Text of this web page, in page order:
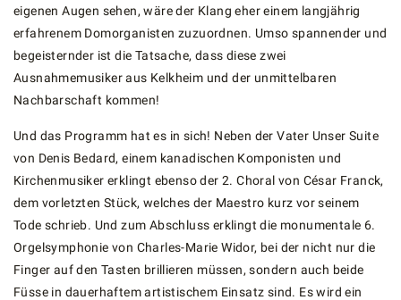
eigenen Augen sehen, wäre der Klang eher einem langjährig
erfahrenem Domorganisten zuzuordnen. Umso spannender und
begeisternder ist die Tatsache, dass diese zwei
Ausnahmemusiker aus Kelkheim und der unmittelbaren
Nachbarschaft kommen!
Und das Programm hat es in sich! Neben der Vater Unser Suite
von Denis Bedard, einem kanadischen Komponisten und
Kirchenmusiker erklingt ebenso der 2. Choral von César Franck,
dem vorletzten Stück, welches der Maestro kurz vor seinem
Tode schrieb. Und zum Abschluss erklingt die monumentale 6.
Orgelsymphonie von Charles-Marie Widor, bei der nicht nur die
Finger auf den Tasten brillieren müssen, sondern auch beide
Füsse in dauerhaftem artistischem Einsatz sind. Es wird ein